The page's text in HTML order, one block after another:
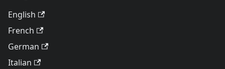
English
French
German
Italian